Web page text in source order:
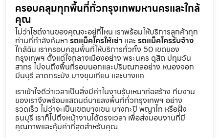
ครอบคลุมทุกพื้นที่ทั่วกรุงเทพมหานครและใกล้
คุณ
ไม่ว่าไซต์งานของคุณจะอยู่ที่ไหน เราพร้อมให้บริการลูกค้าทุก
ท่านที่กำลังค้นหา รถแม็คโครให้เช่า และ รถแม็คโครรับจ้าง
ใกล้ฉัน เราครอบคลุมพื้นที่ให้บริการทั่วทั้ง 50 เขตของ
กรุงเทพฯ ตั้งแต่ใจกลางเมืองอย่าง พระนคร ดุสิต ปทุมวัน
สาทร ไปจนถึงพื้นที่รอบนอกและปริมณฑลอย่าง หนองจอก
มีนบุรี ลาดกระบัง บางขุนเทียน และบางแค
เราเข้าใจดีว่าเวลาเป็นสิ่งมีค่าในงานรับเหมาก่อสร้าง ทีมงาน
ของเราจึงพร้อมแสตนด์บายลงพื้นที่ทั่วกรุงเทพฯ อย่าง
รวดเร็ว ไม่ว่าจะเป็นเขตบางเขน บางกะปิ พญาไท หรือฝั่ง
ธนบุรี เราก็ไปถึงหน้างานได้ตรงเวลา เพื่อส่งมอบงานที่มี
คุณภาพและคุ้มค่าที่สุดสำหรับคุณ